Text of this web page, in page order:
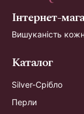
Інтернет-
Вишуканість
Каталог
Silver-Срібло
Перли